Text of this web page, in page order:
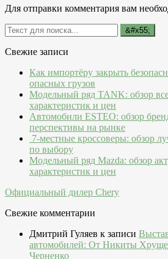
Для отправки комментария вам
Свежие записи
Как импортёру закрыть
опасных грузов
Модельный ряд TANK: обзор
характеристик и цен
Автомобили ESTEO: обзор
перспективы на рынке
7-местные кроссоверы: обзор
по выбору
Модельный ряд Mazda: обзор
характеристик и цен
Официальный дилер Chery
Свежие комментарии
Дмитрий Гуляев к записи
автомобилей: От Никиты
Черненко